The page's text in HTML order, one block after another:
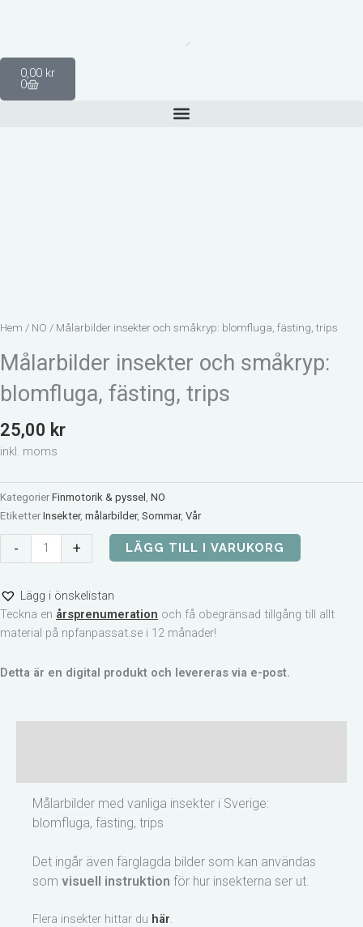
0,00 kr
0
Varukorg
Hem / NO / Målarbilder insekter och småkryp: blomfluga, fästing, trips
Målarbilder insekter och småkryp:
blomfluga, fästing, trips
25,00 kr
inkl. moms
Kategorier Finmotorik & pyssel , NO
Etiketter Insekter, målarbilder, Sommar, Vår
-
Målarbilder
insekter
småkryp:
blomfluga,
fästing,
mängd
+ LÄGG TILL I VARUKORG
Lägg i önskelistan
Teckna en årsprenumeration och få obegränsad tillgång till allt
material på npfanpassat.se i 12 månader!
Detta är en digital produkt och levereras via e-post.
Målarbilder med vanliga insekter i Sverige:
blomfluga, fästing, trips
Det ingår även färglagda bilder som kan användas
som visuell instruktion för hur insekterna ser ut.
Flera insekter hittar du här.